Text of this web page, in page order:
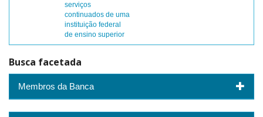
serviços
continuados de uma
instituição federal
de ensino superior
Busca facetada
Membros da Banca